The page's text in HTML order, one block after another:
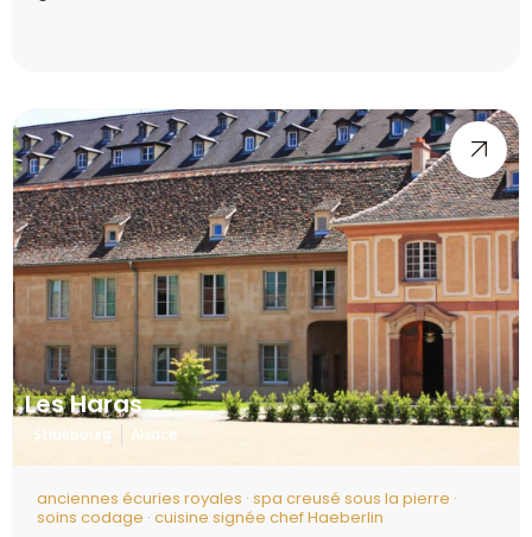
Les Haras
Strasbourg Alsace
anciennes écuries royales · spa creusé sous la pierre ·
soins codage · cuisine signée chef Haeberlin